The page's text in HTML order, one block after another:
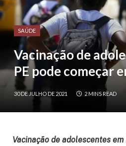
SAÚDE
Vacinação de
PE pode começar
30 DE JULHO DE 2021 2 MINS READ
Vacinação de adolescentes em